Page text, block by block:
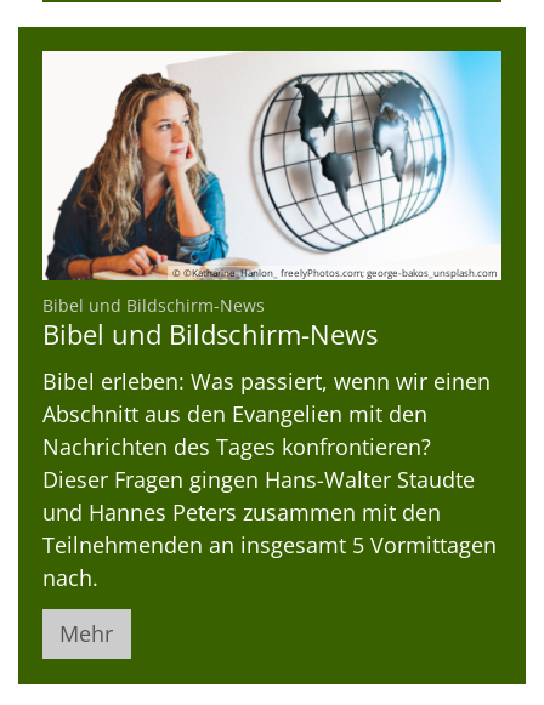
© ©Katharine_Hanlon_ freelyPhotos.com; george-bakos_unsplash.com
Bibel und Bildschirm-News
Bibel und Bildschirm-News
Bibel erleben: Was passiert, wenn wir einen
Abschnitt aus den Evangelien mit den
Nachrichten des Tages konfrontieren?
Dieser Fragen gingen Hans-Walter Staudte
und Hannes Peters zusammen mit den
Teilnehmenden an insgesamt 5 Vormittagen
nach.
Mehr